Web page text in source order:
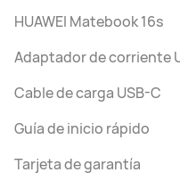
HUAWEI Matebook 16s
Adaptador de corriente
Cable de carga USB-C
Guía de inicio rápido
Tarjeta de garantía